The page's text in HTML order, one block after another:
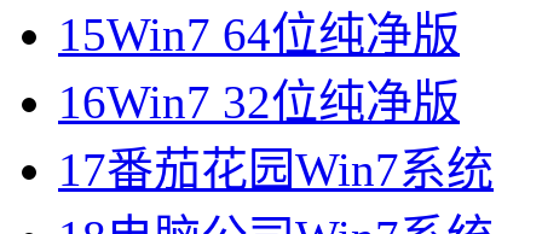
15Win7 64位纯净版
16Win7 32位纯净版
17番茄花园Win7系统